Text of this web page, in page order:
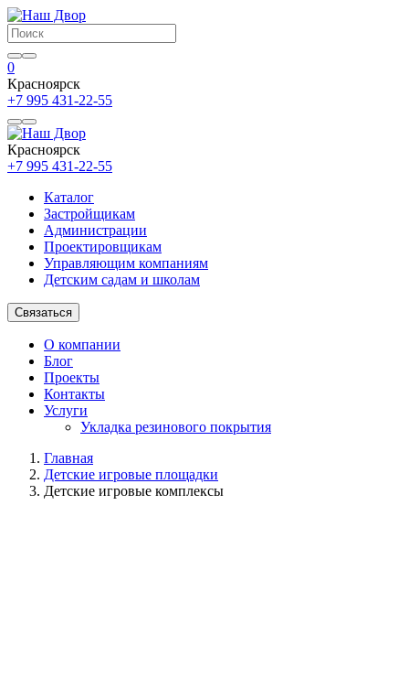
0
Красноярск
+7 995 431-22-55
Красноярск
+7 995 431-22-55
Каталог
Застройщикам
Администрации
Проектировщикам
Управляющим компаниям
Детским садам и школам
Связаться
О компании
Блог
Проекты
Контакты
Услуги
Укладка резинового покрытия
Главная
Детские игровые площадки
Детские игровые комплексы